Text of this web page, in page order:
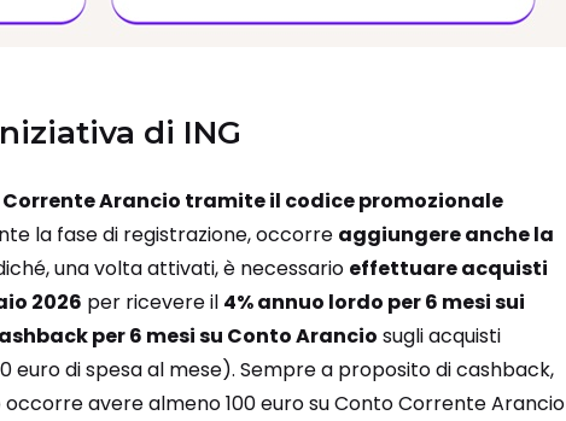
di ING
Arancio tramite il codice promozionale
la fase di registrazione, occorre aggiungere anche la
una volta attivati, è necessario effettuare acquisti
2026 per ricevere il 4% annuo lordo per 6 mesi sui
per 6 mesi su Conto Arancio sugli acquisti
di spesa al mese). Sempre a proposito di cashback,
avere almeno 100 euro su Conto Corrente Arancio